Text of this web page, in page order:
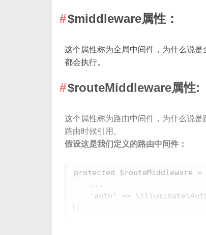
$middleware属性：
这个属性称为全局中间件，为什么说
都会执行。
$routeMiddleware属性:
这个属性称为路由中间件，为什么说
路由时候引用。
假设这是我们定义的路由中间件：
protected $routeMiddleware =
];